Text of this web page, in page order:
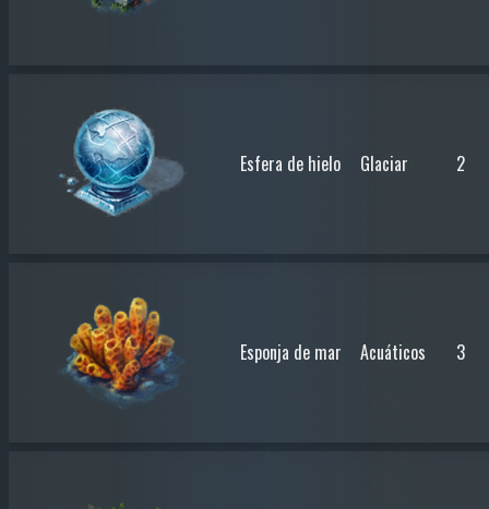
Esfera de hielo Glaciar 2
Esponja de mar Acuáticos 3